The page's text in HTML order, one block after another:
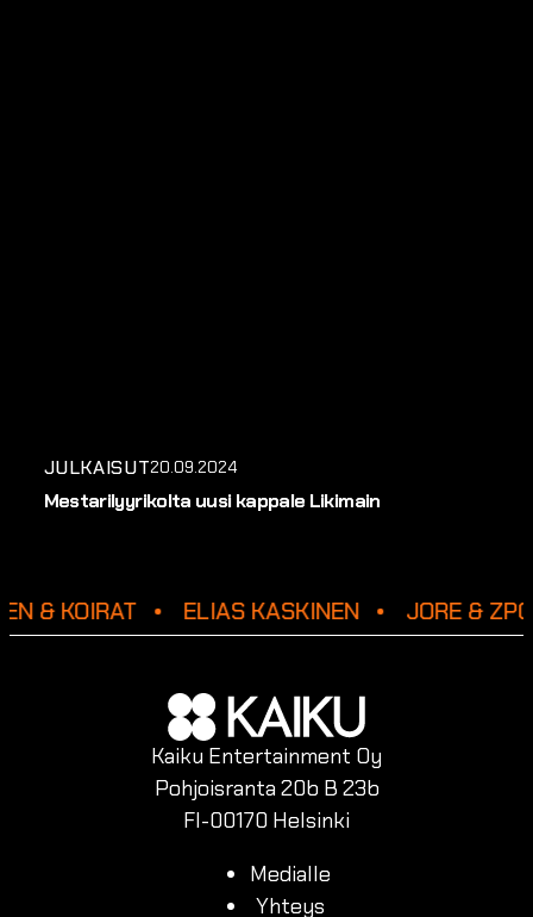
JULKAISUT20.09.2024
Mestarilyyrikolta uusi kappale Likimain
& KOIRAT ELIAS KASKINEN JORE &
Kaiku Entertainment Oy
Pohjoisranta 20b B 23b
FI-00170 Helsinki
Medialle
Yhteys